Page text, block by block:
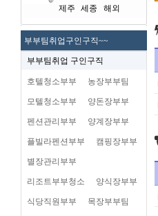
제주
세종 해외
부부팀취업구인구직~~
부부팀취업 구인구직
호텔청소부부 농장부부팀
모텔청소부부 양돈장부부
펜션관리부부 양계장부부
플빌라펜션부부 캠핑장부부
별장관리부부
리조트부부청소 양식장부부
식당직원부부 목장부부팀